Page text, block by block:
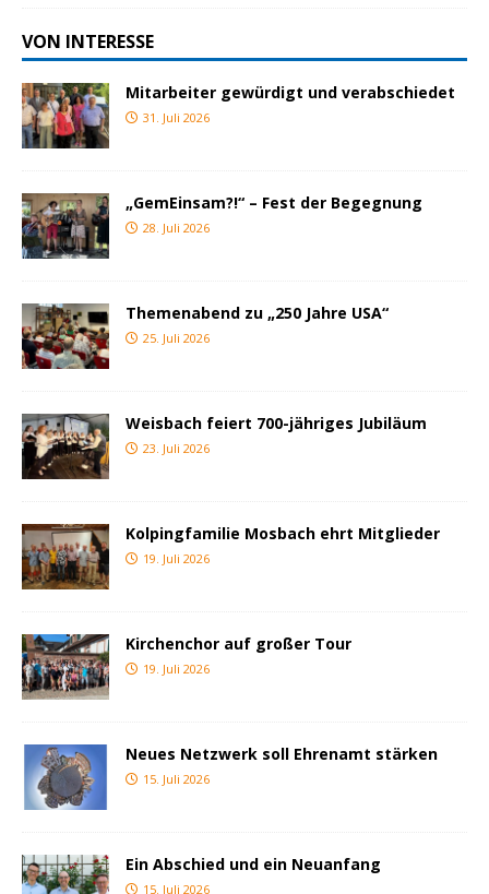
VON INTERESSE
Mitarbeiter gewürdigt und verabschiedet
31. Juli 2026
„GemEinsam?!“ – Fest der Begegnung
28. Juli 2026
Themenabend zu „250 Jahre USA“
25. Juli 2026
Weisbach feiert 700-jähriges Jubiläum
23. Juli 2026
Kolpingfamilie Mosbach ehrt Mitglieder
19. Juli 2026
Kirchenchor auf großer Tour
19. Juli 2026
Neues Netzwerk soll Ehrenamt stärken
15. Juli 2026
Ein Abschied und ein Neuanfang
15. Juli 2026